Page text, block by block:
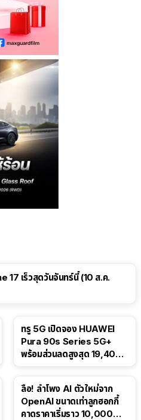
17 เร็วสุดวันจันทร์นี้ (10 ส.ค.
ทรู 5G เปิดจอง HUAWEI
Pura 90s Series 5G+
พร้อมส่วนลดสูงสุด 19,400
ลือ! ลำโพง AI ตัวใหม่จาก
OpenAI ขนาดเท่าลูกฮอกกี้
คาดราคาเริ่มราว 10,000